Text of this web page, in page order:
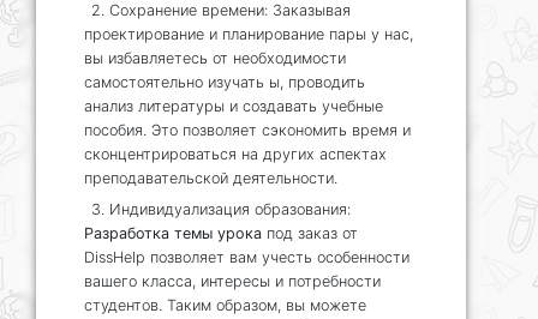
2. Сохранение времени: Заказывая
проектирование и планирование пары у нас,
вы избавляетесь от необходимости
самостоятельно изучать ы, проводить
анализ литературы и создавать учебные
пособия. Это позволяет сэкономить время и
сконцентрироваться на других аспектах
преподавательской деятельности.
3. Индивидуализация образования:
Разработка темы урока под заказ от
DissHelp позволяет вам учесть особенности
вашего класса, интересы и потребности
студентов. Таким образом, вы можете